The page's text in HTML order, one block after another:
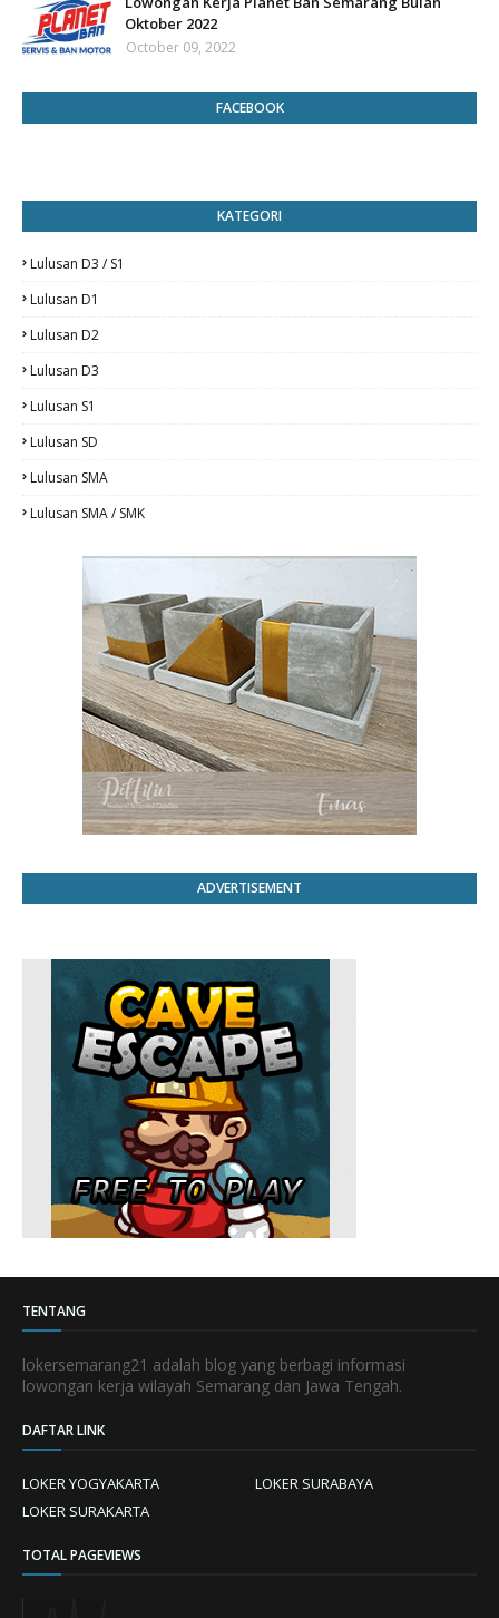
Oktober 2022
October 09, 2022
FACEBOOK
KATEGORI
Lulusan D3 / S1
Lulusan D1
Lulusan D2
Lulusan D3
Lulusan S1
Lulusan SD
Lulusan SMA
Lulusan SMA / SMK
ADVERTISEMENT
TENTANG
lokersemarang21 adalah blog yang berbagi informasi
lowongan kerja wilayah Semarang dan Jawa Tengah.
DAFTAR LINK
LOKER YOGYAKARTA
LOKER SURABAYA
LOKER SURAKARTA
TOTAL PAGEVIEWS